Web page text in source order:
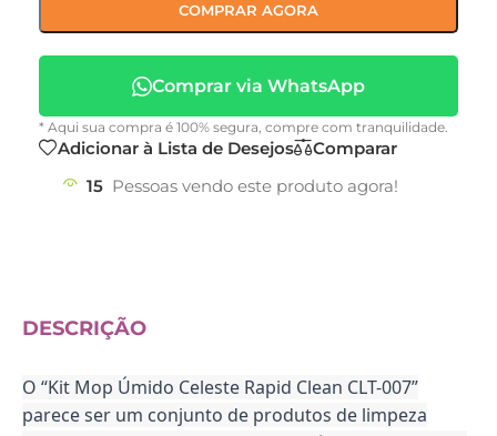
COMPRAR AGORA
Comprar via WhatsApp
* Aqui sua compra é 100% segura, compre com tranquilidade.
Adicionar à Lista de Desejos
Comparar
15 Pessoas vendo este produto agora!
DESCRIÇÃO
O “Kit Mop Úmido Celeste Rapid Clean CLT-007”
parece ser um conjunto de produtos de limpeza